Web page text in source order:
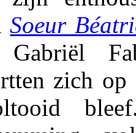
Soeur
zich